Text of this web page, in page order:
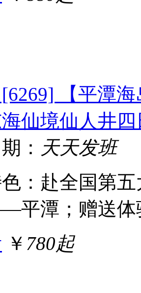
【平潭
仙境仙人井四
： 天天发班
：赴全国第
平潭；赠送体
￥ 780起